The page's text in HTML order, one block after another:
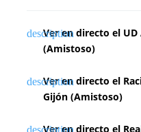
Ver en directo el
(Amistoso)
Ver en directo el
Gijón (Amistoso)
Ver en directo el